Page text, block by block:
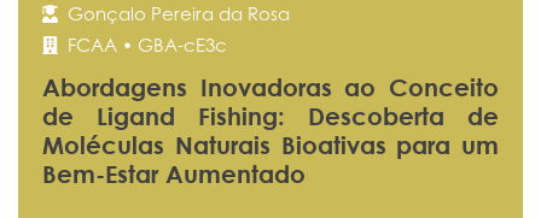
Gonçalo Pereira da Rosa
FCAA • GBA-cE3c
Abordagens Inovadoras ao Conceito
de Ligand Fishing: Descoberta de
Moléculas Naturais Bioativas para um
Bem-Estar Aumentado